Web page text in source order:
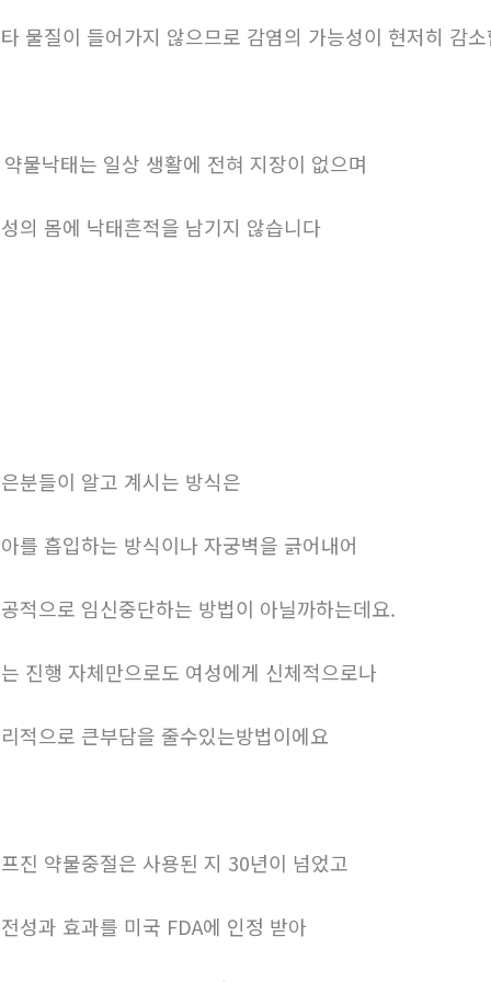
물질이 들어가지 않으므로 감염의 가능성이 현저히 감
물낙태는 일상 생활에 전혀 지장이 없으며
의 몸에 낙태흔적을 남기지 않습니다
분들이 알고 계시는 방식은
를 흡입하는 방식이나 자궁벽을 긁어내어
적으로 임신중단하는 방법이 아닐까하는데요.
진행 자체만으로도 여성에게 신체적으로나
적으로 큰부담을 줄수있는방법이에요
진 약물중절은 사용된 지 30년이 넘었고
성과 효과를 미국 FDA에 인정 받아